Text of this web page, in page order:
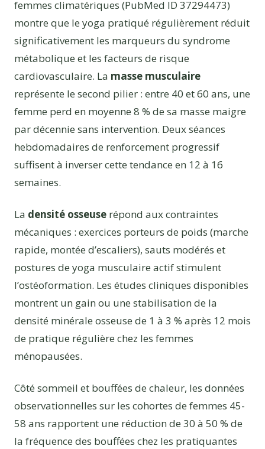
femmes climatériques (PubMed ID 37294473)
montre que le yoga pratiqué régulièrement réduit
significativement les marqueurs du syndrome
métabolique et les facteurs de risque
cardiovasculaire. La masse musculaire
représente le second pilier : entre 40 et 60 ans, une
femme perd en moyenne 8 % de sa masse maigre
par décennie sans intervention. Deux séances
hebdomadaires de renforcement progressif
suffisent à inverser cette tendance en 12 à 16
semaines.
La densité osseuse répond aux contraintes
mécaniques : exercices porteurs de poids (marche
rapide, montée d’escaliers), sauts modérés et
postures de yoga musculaire actif stimulent
l’ostéoformation. Les études cliniques disponibles
montrent un gain ou une stabilisation de la
densité minérale osseuse de 1 à 3 % après 12 mois
de pratique régulière chez les femmes
ménopausées.
Côté sommeil et bouffées de chaleur, les données
observationnelles sur les cohortes de femmes 45-
58 ans rapportent une réduction de 30 à 50 % de
la fréquence des bouffées chez les pratiquantes